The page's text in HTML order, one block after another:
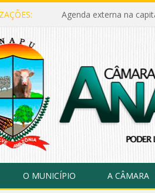
Agenda externa na
O MUNICÍPIO A CÂMARA